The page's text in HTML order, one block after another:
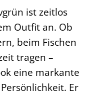
ist zeitlos
Outfit an. Ob
beim Fischen
tragen –
eine markante
Er